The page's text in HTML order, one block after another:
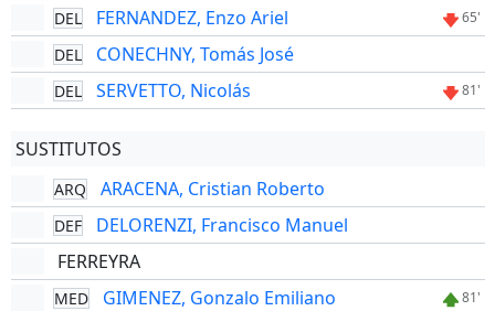
DEL FERNANDEZ, Enzo Ariel 65'
DEL CONECHNY, Tomás José
DEL SERVETTO, Nicolás 81'
SUSTITUTOS
ARQ ARACENA, Cristian Roberto
DEF
DELORENZI, Francisco Manuel
FERREYRA
MED GIMENEZ, Gonzalo Emiliano 81'